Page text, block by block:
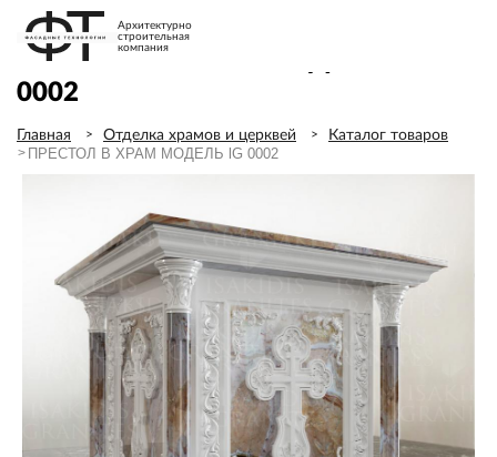
Архитектурно
строительная
компания
ПРЕСТОЛ В ХРАМ МОДЕЛЬ LG
0002
Главная Отделка храмов и церквей Каталог товаров
ПРЕСТОЛ В ХРАМ МОДЕЛЬ lG 0002